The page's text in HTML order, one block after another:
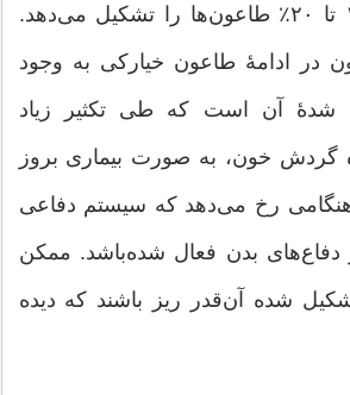
این طاعون بین ۱۰ تا ۲۰٪ طاعون‌ها را تشکیل می‌دهد.
در ادامهٔ طاعون خیارکی به‌ وجود
شدهٔ آن است که طی تکثیر زیاد
گردش خون، به صورت بیماری بروز
رخ می‌دهد که سیستم دفاعی
دفاع‌های بدن فعال شده‌باشد. ممکن
شده آن‌قدر ریز باشند که دیده